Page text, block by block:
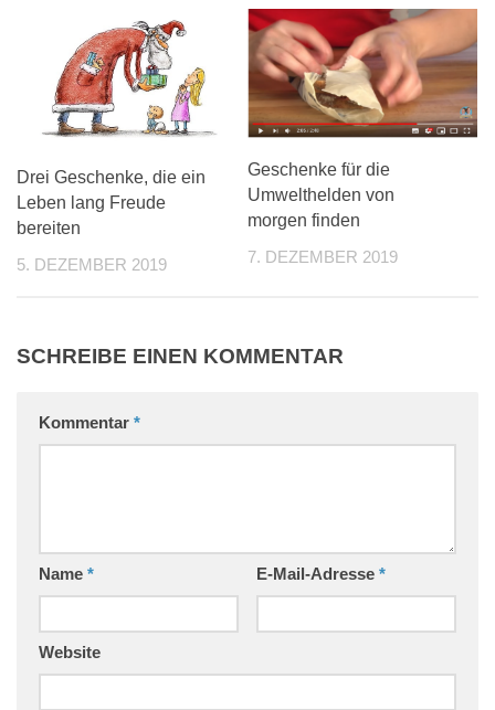
Drei Geschenke, die ein
Leben lang Freude
bereiten
5. DEZEMBER 2019
Geschenke für die
Umwelthelden von
morgen finden
7. DEZEMBER 2019
SCHREIBE EINEN KOMMENTAR
Kommentar *
Name * E-Mail-Adresse *
Website